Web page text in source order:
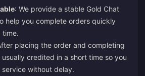
: We provide a stable Gold Chat
help you complete orders quickly
time.
placing the order and completing
credited in a short time so you
without delay.